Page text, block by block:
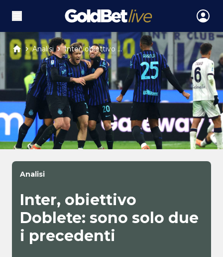
Analisi Inter, obiettivo ...
Analisi
Inter, obiettivo
Doblete: sono solo due
i precedenti